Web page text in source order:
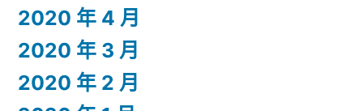
2020 年 4 月
2020 年 3 月
2020 年 2 月